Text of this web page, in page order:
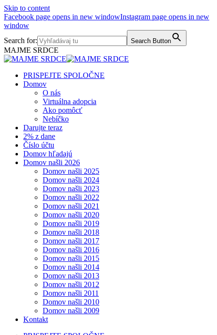
Skip to content
Facebook page opens in new windowInstagram page opens in new
window
Search for:
Search Button
MAJME SRDCE
PRISPEJTE SPOLOČNE
Domov
O nás
Virtuálna adopcia
Ako pomôcť
Nebíčko
Darujte teraz
2% z dane
Číslo účtu
Domov hľadajú
Domov našli 2026
Domov našli 2025
Domov našli 2024
Domov našli 2023
Domov našli 2022
Domov našli 2021
Domov našli 2020
Domov našli 2019
Domov našli 2018
Domov našli 2017
Domov našli 2016
Domov našli 2015
Domov našli 2014
Domov našli 2013
Domov našli 2012
Domov našli 2011
Domov našli 2010
Domov našli 2009
Kontakt